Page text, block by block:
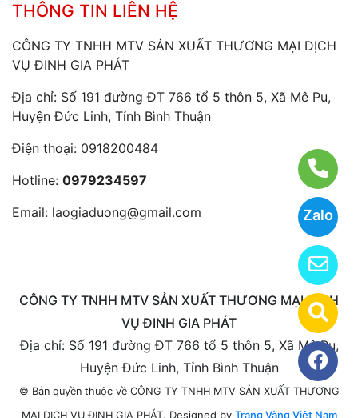
Zalo
THÔNG TIN LIÊN HỆ
CÔNG TY TNHH MTV SẢN XUẤT THƯƠNG MẠI DỊCH
VỤ ĐINH GIA PHÁT
Địa chỉ: Số 191 đường ĐT 766 tổ 5 thôn 5, Xã Mê Pu,
Huyện Đức Linh, Tỉnh Bình Thuận
Điện thoại: 0918200484
Hotline: 0979234597
Email: laogiaduong@gmail.com
CÔNG TY TNHH MTV SẢN XUẤT THƯƠNG MẠI DỊCH
VỤ ĐINH GIA PHÁT
Địa chỉ: Số 191 đường ĐT 766 tổ 5 thôn 5, Xã Mê Pu,
Huyện Đức Linh, Tỉnh Bình Thuận
© Bản quyền thuộc về CÔNG TY TNHH MTV SẢN XUẤT THƯƠNG
MẠI DỊCH VỤ ĐINH GIA PHÁT. Designed by Trang Vàng Việt Nam